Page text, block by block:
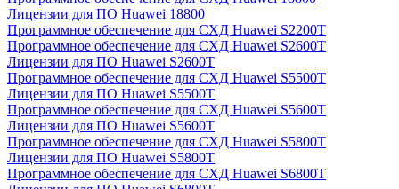
Лицензии для ПО Huawei 18800
Программное обеспечение для СХД Huawei S2200T
Программное обеспечение для СХД Huawei S2600T
Лицензии для ПО Huawei S2600T
Программное обеспечение для СХД Huawei S5500T
Лицензии для ПО Huawei S5500T
Программное обеспечение для СХД Huawei S5600T
Лицензии для ПО Huawei S5600T
Программное обеспечение для СХД Huawei S5800T
Лицензии для ПО Huawei S5800T
Программное обеспечение для СХД Huawei S6800T